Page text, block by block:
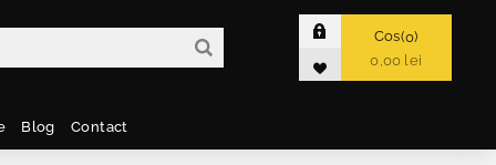
Cos 0
0,00 lei
Blog Contact